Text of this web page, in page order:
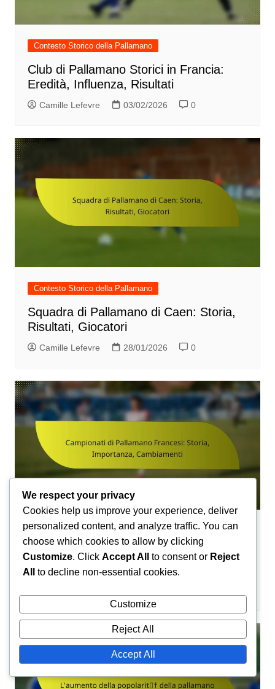
Contesto Storico della Pallamano
Club di Pallamano Storici in Francia:
Eredità, Influenza, Risultati
Camille Lefevre 03/02/2026 0
Contesto Storico della Pallamano
Squadra di Pallamano di Caen: Storia,
Risultati, Giocatori
Camille Lefevre 28/01/2026 0
Contesto Storico della Pallamano
Campionati di Pallamano Francesi:
Storia, Importanza, Cambiamenti
We respect your privacy
Cookies help us improve your experience, deliver
personalized content, and analyze traffic. You can
choose which cookies to allow by clicking
Customize. Click Accept All to consent or Reject
All
to decline non-essential cookies.
Customize
Reject All
Accept All